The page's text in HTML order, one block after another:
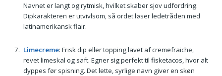
Navnet er langt og rytmisk, hvilket skaber sjov udfordring.
Dipkarakteren er utvivlsom, så ordet løser ledetråden med
latinamerikansk flair.
Limecreme: Frisk dip eller topping lavet af cremefraiche,
revet limeskal og saft. Egner sig perfekt til fisketacos, hvor alt
dyppes før spisning. Det lette, syrlige navn giver en skøn